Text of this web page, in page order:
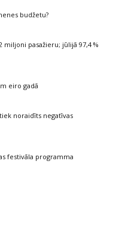
budžetu?
miljoni pasažieru; jūlijā 97,4 %
eiro gadā
noraidīts negatīvas
festivāla programma